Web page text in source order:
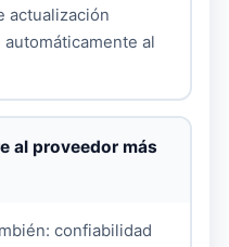
actualización
automáticamente al
al proveedor más
confiabilidad